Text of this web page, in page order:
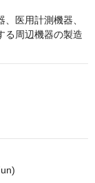
医用計測機器、
る周辺機器の製造